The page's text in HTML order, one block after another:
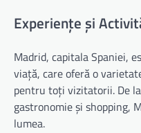
Experiențe și
Madrid, capitala Spaniei,
viață, care oferă o
pentru toți vizitatorii. De
gastronomie și shopping,
lumea.